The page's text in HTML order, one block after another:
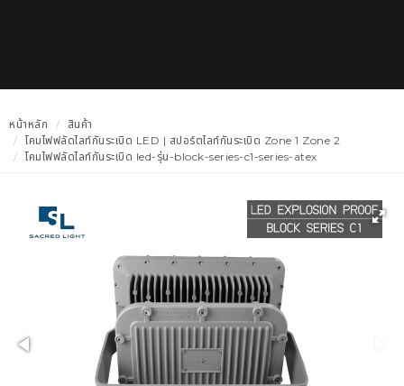
หน้าหลัก
สินค้า
โคมไฟฟลัดไลท์กันระเบิด LED | สปอร์ตไลท์กันระเบิด Zone 1 Zone 2
โคมไฟฟลัดไลท์กันระเบิด led-รุ่น-block-series-c1-series-atex